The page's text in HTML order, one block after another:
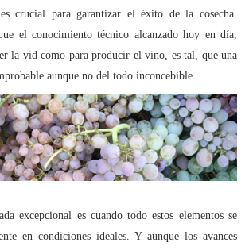
crucial para garantizar el éxito de la cosecha.
el conocimiento técnico alcanzado hoy en día,
la vid como para producir el vino, es tal, que una
aunque no del todo inconcebible.
excepcional es cuando todo estos elementos se
en condiciones ideales. Y aunque los avances